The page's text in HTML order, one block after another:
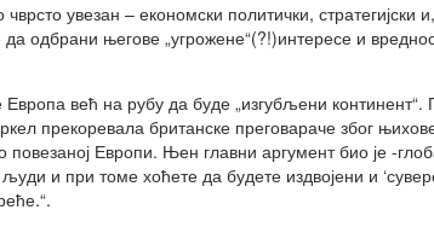
увезан – економски политички, стратегијски
одбрани његове „угрожене“(?!)интересе и
већ на рубу да буде „изгубљени континент“.
прекоревала британске преговараче због
повезаној Европи. Њен главни аргумент био је -
и при томе хоћете да будете издвојени и